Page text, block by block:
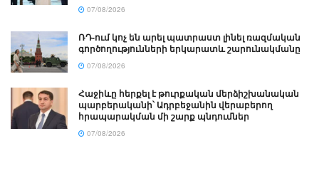
07/08/2026
ՌԴ-ում կոչ են արել պատրաստ լինել ռազմական
գործողությունների երկարատև շարունակմանը
07/08/2026
Հաջիևը հերքել է թուրքական մերձիշխանական
պարբերականի՝ Ադրբեջանին վերաբերող
հրապարակման մի շարք պնդումներ
07/08/2026